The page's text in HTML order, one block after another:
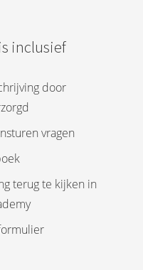
inclusief
door
vragen
terug te kijken in